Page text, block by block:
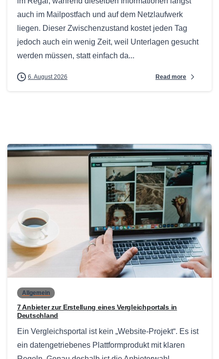
auch im Mailpostfach und auf dem Netzlaufwerk
liegen. Dieser Zwischenzustand kostet jeden Tag
jedoch auch ein wenig Zeit, weil Unterlagen gesucht
werden müssen, statt einfach da...
6. August 2026 Read more
0
Allgemein
7 Anbieter zur Erstellung eines Vergleichportals in
Deutschland
Ein Vergleichsportal ist kein „Website-Projekt“. Es ist
ein datengetriebenes Plattformprodukt mit klaren